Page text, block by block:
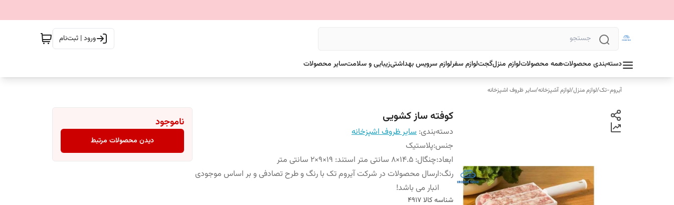
ورود | ثبت‌نام
دسته‌بندی محصولاتهمه محصولاتلوازم منزلگجتلوازم سفرلوازم سرویس بهداشتیزیبایی و سلامتسایر محصولات
آیروم-تک/لوازم منزل/لوازم آشپزخانه/سایر ظروف اشپزخانه
کوفته ساز کشویی
دسته‌بندی: سایر ظروف اشپزخانه
جنس:پلاستیک
ابعاد:چنگال: 14.5×8 سانتی متر استند: 19×9×2 سانتی متر
رنگ:ارسال محصولات در شرکت آیروم تک با رنگ و طرح تصادفی و بر اساس موجودی
انبار می باشد!
شناسه کالا4917
ناموجود
دیدن محصولات مرتبط